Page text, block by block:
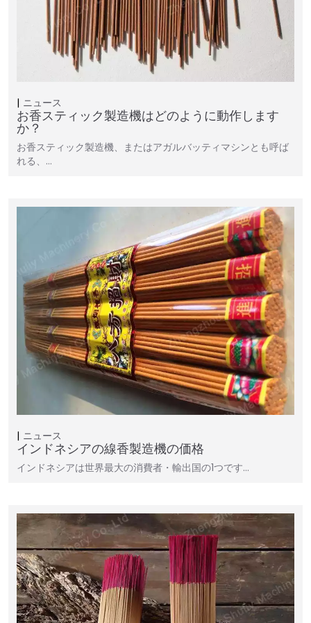
ニュース
お香スティック製造機はどのように動作します
か？
お香スティック製造機、またはアガルバッティマシンとも呼ば
れる、…
ニュース
インドネシアの線香製造機の価格
インドネシアは世界最大の消費者・輸出国の1つです…